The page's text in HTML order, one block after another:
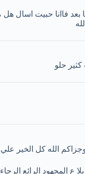
بعد فاانا حبيت اسال
حلو
الله كل الخير علي
ع المجهود الرائع